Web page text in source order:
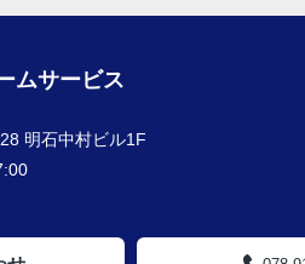
ムサービス
明石中村ビル1F